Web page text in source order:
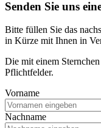
Senden Sie uns
Bitte füllen Sie das
in Kürze mit Ihnen in
Die mit einem
Pflichtfelder.
Vorname
Nachname